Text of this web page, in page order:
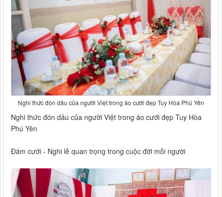
Nghi thức đón dâu của người Việt trong áo cưới đẹp Tuy Hòa Phú Yên
Nghi thức đón dâu của người Việt trong áo cưới đẹp Tuy Hòa
Phú Yên
Đám cưới - Nghi lễ quan trọng trong cuộc đời mỗi người